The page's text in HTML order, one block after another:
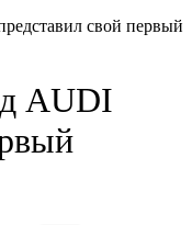
свой первый
AUDI